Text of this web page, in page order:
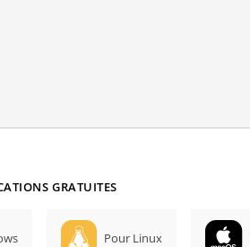
GRATUITES
Pour Linux